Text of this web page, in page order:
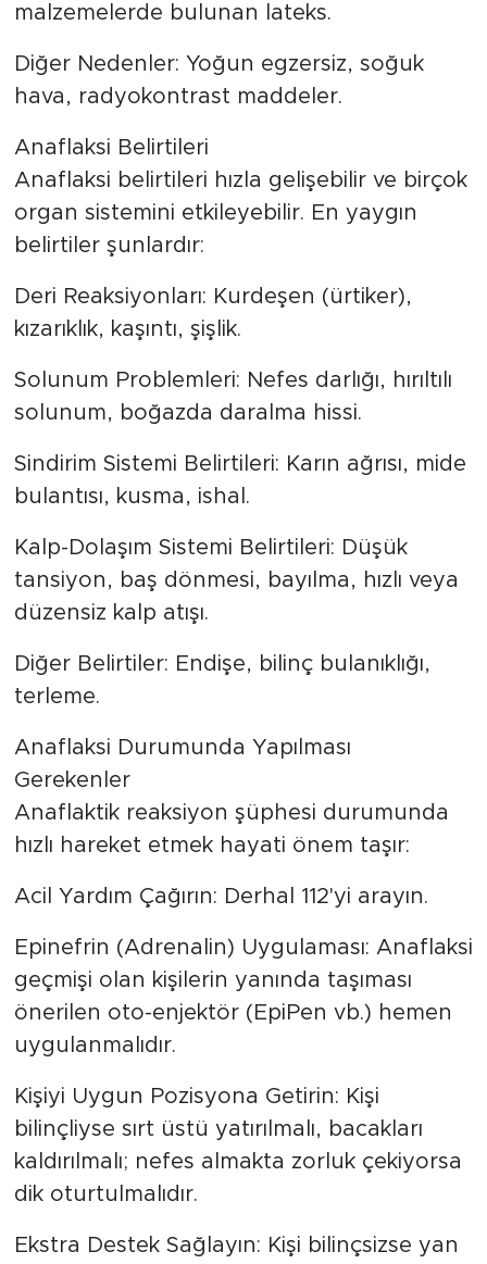
malzemelerde bulunan lateks.
Diğer Nedenler: Yoğun egzersiz, soğuk
hava, radyokontrast maddeler.
Anaflaksi Belirtileri
Anaflaksi belirtileri hızla gelişebilir ve birçok
organ sistemini etkileyebilir. En yaygın
belirtiler şunlardır:
Deri Reaksiyonları: Kurdeşen (ürtiker),
kızarıklık, kaşıntı, şişlik.
Solunum Problemleri: Nefes darlığı, hırıltılı
solunum, boğazda daralma hissi.
Sindirim Sistemi Belirtileri: Karın ağrısı, mide
bulantısı, kusma, ishal.
Kalp-Dolaşım Sistemi Belirtileri: Düşük
tansiyon, baş dönmesi, bayılma, hızlı veya
düzensiz kalp atışı.
Diğer Belirtiler: Endişe, bilinç bulanıklığı,
terleme.
Anaflaksi Durumunda Yapılması
Gerekenler
Anaflaktik reaksiyon şüphesi durumunda
hızlı hareket etmek hayati önem taşır:
Acil Yardım Çağırın: Derhal 112'yi arayın.
Epinefrin (Adrenalin) Uygulaması: Anaflaksi
geçmişi olan kişilerin yanında taşıması
önerilen oto-enjektör (EpiPen vb.) hemen
uygulanmalıdır.
Kişiyi Uygun Pozisyona Getirin: Kişi
bilinçliyse sırt üstü yatırılmalı, bacakları
kaldırılmalı; nefes almakta zorluk çekiyorsa
dik oturtulmalıdır.
Ekstra Destek Sağlayın: Kişi bilinçsizse yan